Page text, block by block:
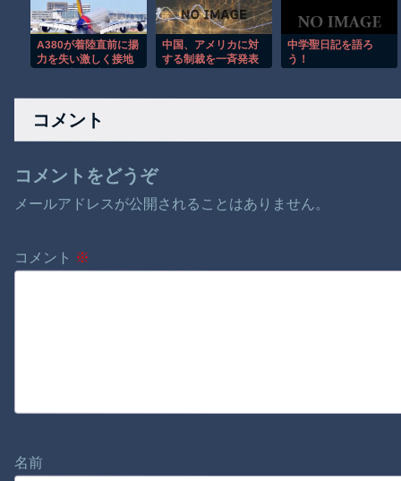
A380が着陸直前に揚
力を失い激しく接地
中国、アメリカに対
する制裁を一斉発表
中学聖日記を語ろ
う！
コメント
コメントをどうぞ
メールアドレスが公開されることはありません。
コメント ※
名前